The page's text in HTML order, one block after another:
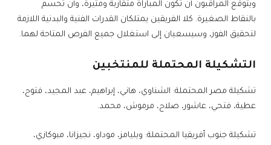
ويتوقع المراقبون أن تكون المباراة متقاربة ومثيرة، وأن تحسم
بالنقاط الصغيرة. كلا الفريقين يمتلكان القدرات الفنية والبدنية اللازمة
لتحقيق الفوز، وسيسعيان إلى استغلال جميع الفرص المتاحة لهما.
التشكيلة المحتملة للمنتخبين
تشكيلة مصر المحتملة: الشناوي، هاني، إبراهيم، عبد المجيد، فتوح،
عطية، فتحي، عاشور، صلاح، مرموش، محمد.
تشكيلة جنوب أفريقيا المحتملة: ويليامز، موداو، نجيزانا، مبوكازي،